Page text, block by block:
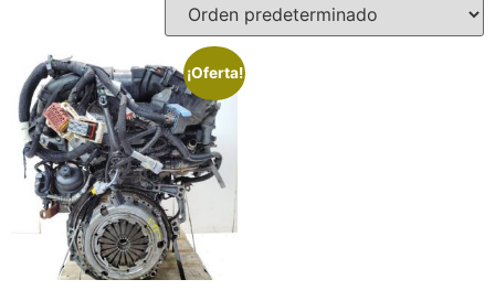
¡Oferta!